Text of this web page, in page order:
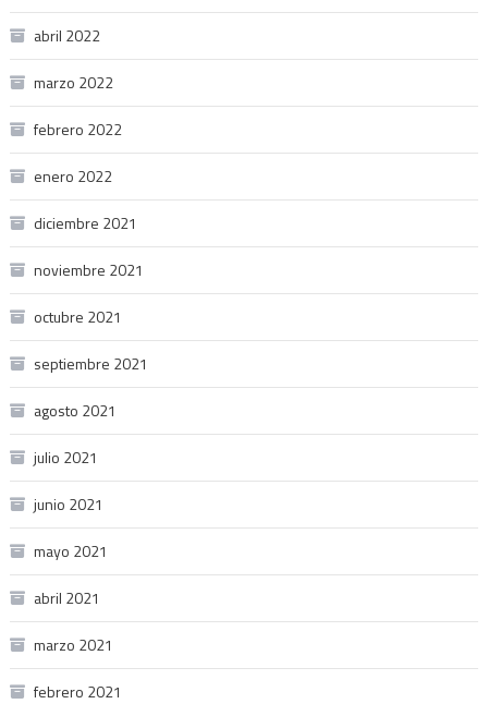
abril 2022
marzo 2022
febrero 2022
enero 2022
diciembre 2021
noviembre 2021
octubre 2021
septiembre 2021
agosto 2021
julio 2021
junio 2021
mayo 2021
abril 2021
marzo 2021
febrero 2021